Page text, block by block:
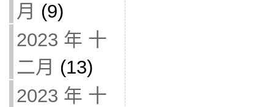
月 (9)
2023 年 十
二月 (13)
2023 年 十